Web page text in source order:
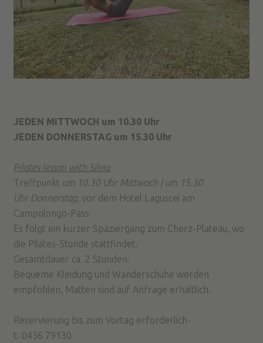
JEDEN MITTWOCH um 10.30 Uhr
JEDEN DONNERSTAG um 15.30 Uhr
Pilates lesson with Silvia
Treffpunkt um 10.30 Uhr Mittwoch | um 15.30
Uhr Donnerstag, vor dem Hotel Laguscei am
Campolongo-Pass.
Es folgt ein kurzer Spaziergang zum Cherz-Plateau, wo
die Pilates-Stunde stattfindet.
Gesamtdauer ca. 2 Stunden.
Bequeme Kleidung und Wanderschuhe werden
empfohlen, Matten sind auf Anfrage erhältlich.
Reservierung bis zum Vortag erforderlich-
t. 0436 79130